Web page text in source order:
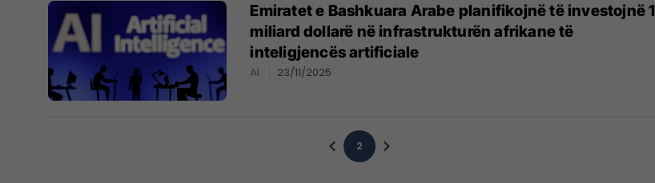
Emiratet e Bashkuara Arabe planifikojnë të investojnë 1
miliard dollarë në infrastrukturën afrikane të
inteligjencës artificiale
AI 23/11/2025
2